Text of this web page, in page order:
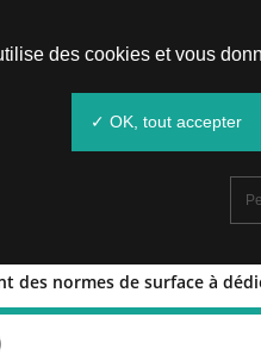
des normes de surface à
fixent des
des cookies et vous
✓ OK, tout accepter